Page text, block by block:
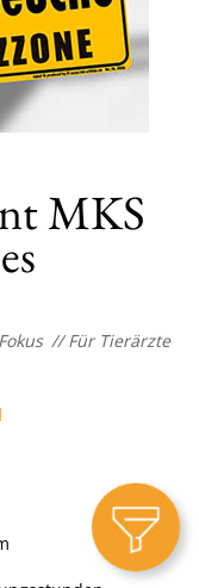
MKS
// Für Tierärzte